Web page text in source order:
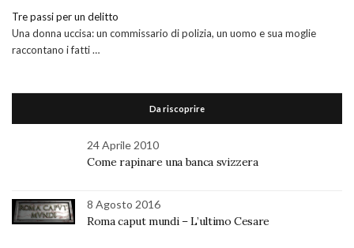
Tre passi per un delitto
Una donna uccisa: un commissario di polizia, un uomo e sua moglie
raccontano i fatti …
Da riscoprire
24 Aprile 2010
Come rapinare una banca svizzera
8 Agosto 2016
Roma caput mundi – L’ultimo Cesare